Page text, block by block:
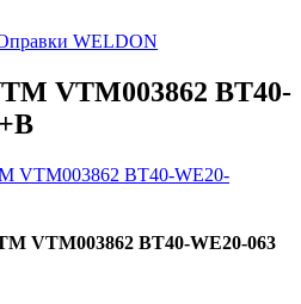
WELDON
VTM003862 BT40-
VTM003862 BT40-WE20-063